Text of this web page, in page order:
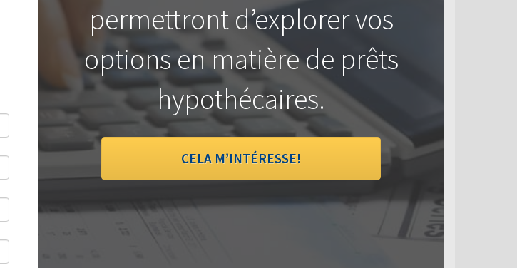
permettront d’explorer vos
options en matière de prêts
hypothécaires.
CELA M’INTÉRESSE!